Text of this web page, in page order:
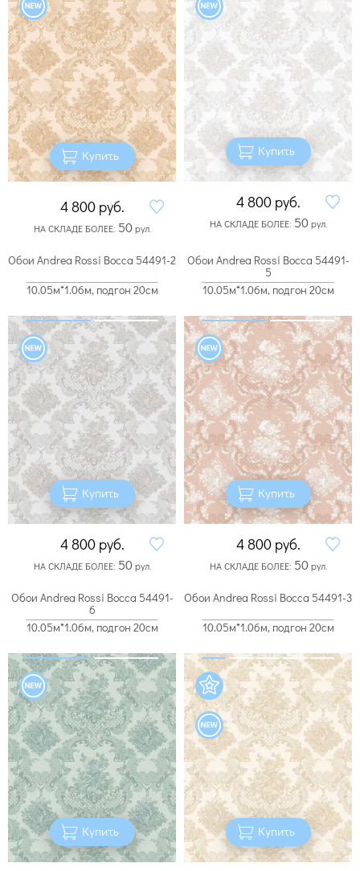
Купить
4 800 руб.
НА СКЛАДЕ БОЛЕЕ: 50рул.
Купить
4 800 руб.
НА СКЛАДЕ БОЛЕЕ: 50рул.
Обои Andrea Rossi Bocca 54491-2
10.05м*1.06м, подгон 20см
Купить
4 800 руб.
НА СКЛАДЕ БОЛЕЕ: 50рул.
Обои Andrea Rossi Bocca 54491-
5
10.05м*1.06м, подгон 20см
Купить
4 800 руб.
НА СКЛАДЕ БОЛЕЕ: 50рул.
Обои Andrea Rossi Bocca 54491-
6
10.05м*1.06м, подгон 20см
Купить
Обои Andrea Rossi Bocca 54491-3
10.05м*1.06м, подгон 20см
Купить